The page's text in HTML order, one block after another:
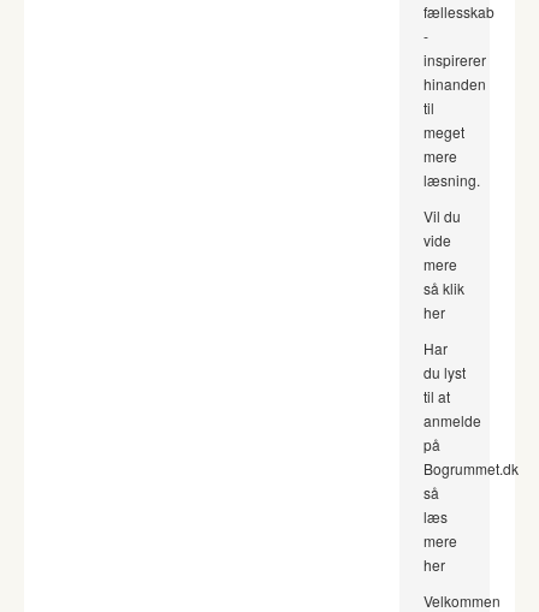
fællesskab
-
inspirerer
hinanden
til
meget
mere
læsning.
Vil du
vide
mere
så klik
her
Har
du lyst
til at
anmelde
på
Bogrummet.dk
så
læs
mere
her
Velkommen